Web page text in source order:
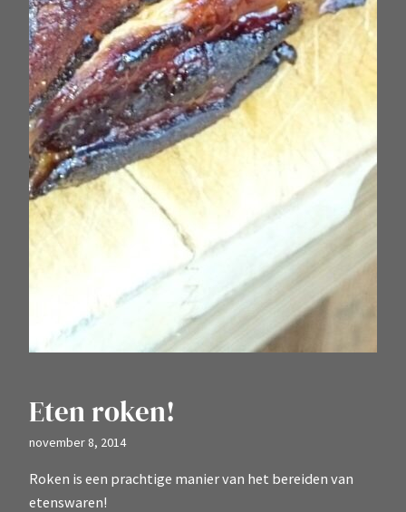
Eten roken!
november 8, 2014
Roken is een prachtige manier van het bereiden van
etenswaren!